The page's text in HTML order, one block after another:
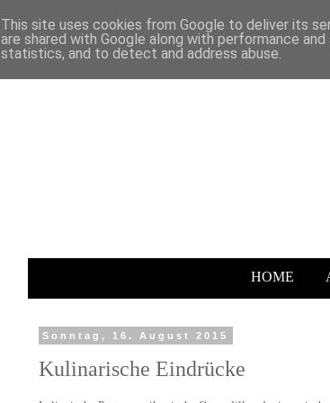
HOME
Sonntag, 16. August 2015
Kulinarische Eindrücke
This site uses cookies from Google to deliver its
are shared with Google along with performance
statistics, and to detect and address abuse.